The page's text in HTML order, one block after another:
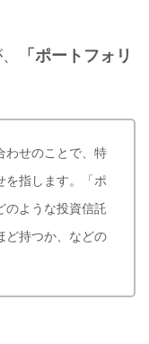
「ポートフォリ
わせのことで、特
指します。
「ポ
のような投資信託
ど持つか、などの